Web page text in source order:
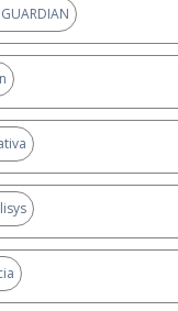
GUARDIAN